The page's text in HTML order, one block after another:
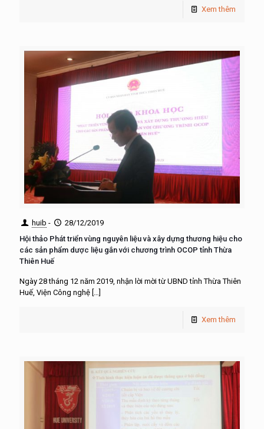
Xem thêm
huib -
28/12/2019
Hội thảo Phát triển vùng nguyên liệu và xây dựng thương hiệu cho
các sản phẩm dược liệu gắn với chương trình OCOP tỉnh Thừa
Thiên Huế
Ngày 28 tháng 12 năm 2019, nhận lời mời từ UBND tỉnh Thừa Thiên
Huế, Viện Công nghệ […]
Xem thêm